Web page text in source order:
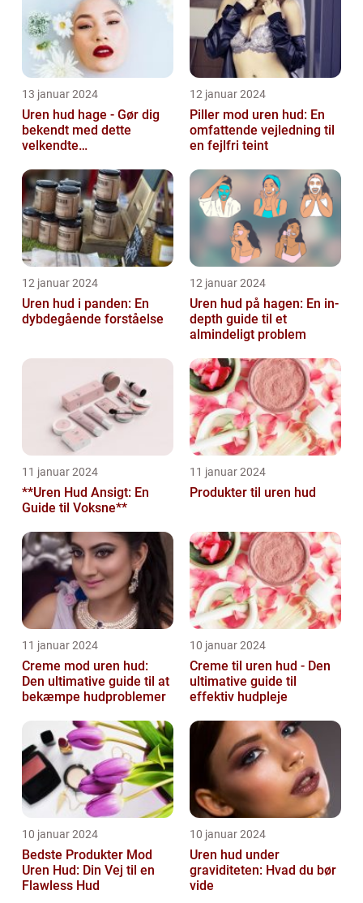
13 januar 2024
Uren hud hage - Gør dig
bekendt med dette
velkendte
12 januar 2024
Piller mod uren hud: En
omfattende vejledning til
en fejlfri teint
12 januar 2024
Uren hud i panden: En
dybdegående forståelse
12 januar 2024
Uren hud på hagen: En in-
depth guide til et
almindeligt problem
11 januar 2024
**Uren Hud Ansigt: En
Guide til Voksne**
11 januar 2024
Produkter til uren hud
11 januar 2024
Creme mod uren hud:
Den ultimative guide til at
bekæmpe hudproblemer
10 januar 2024
Creme til uren hud - Den
ultimative guide til
effektiv hudpleje
10 januar 2024
Bedste Produkter Mod
Uren Hud: Din Vej til en
Flawless Hud
10 januar 2024
Uren hud under
graviditeten: Hvad du bør
vide